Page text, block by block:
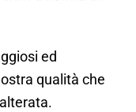
ed
qualità che